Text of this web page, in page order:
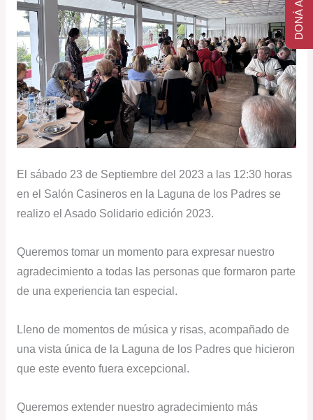
El sábado 23 de Septiembre del 2023 a las 12:30 horas
en el Salón Casineros en la Laguna de los Padres se
realizo el Asado Solidario edición 2023.
Queremos tomar un momento para expresar nuestro
agradecimiento a todas las personas que formaron parte
de una experiencia tan especial.
Lleno de momentos de música y risas, acompañado de
una vista única de la Laguna de los Padres que hicieron
que este evento fuera excepcional.
Queremos extender nuestro agradecimiento más